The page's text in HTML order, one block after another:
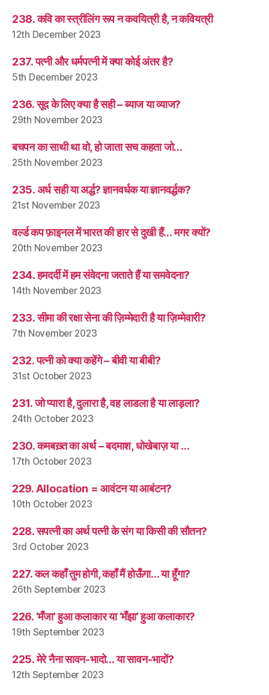
238. कवि का स्त्रीलिंग रूप न कवयित्री है, न कवियत्री
12th December 2023
237. पत्नी और धर्मपत्नी में क्या कोई अंतर है?
5th December 2023
236. सूद के लिए क्या है सही – ब्याज या व्याज?
29th November 2023
बचपन का साथी था वो, हो जाता सच कहता जो…
25th November 2023
235. अर्ध सही या अर्द्ध? ज्ञानवर्धक या ज्ञानवर्द्धक?
21st November 2023
वर्ल्ड कप फ़ाइनल में भारत की हार से दुखी हैं… मगर क्यों?
20th November 2023
234. हमदर्दी में हम संवेदना जताते हैं या समवेदना?
14th November 2023
233. सीमा की रक्षा सेना की ज़िम्मेदारी है या ज़िम्मेवारी?
7th November 2023
232. पत्नी को क्या कहेंगे – बीवी या बीबी?
31st October 2023
231. जो प्यारा है, दुलारा है, वह लाडला है या लाड़ला?
24th October 2023
230. कमबख़्त का अर्थ – बदमाश, धोखेबाज़ या …
17th October 2023
229. Allocation = आवंटन या आबंटन?
10th October 2023
228. सपत्नी का अर्थ पत्नी के संग या किसी की सौतन?
3rd October 2023
227. कल कहाँ तुम होगी, कहाँ मैं होऊँगा… या हूँगा?
26th September 2023
226. ‘मँजा’ हुआ कलाकार या ‘मँझा’ हुआ कलाकार?
19th September 2023
225. मेरे नैना सावन-भादो… या सावन-भादों?
12th September 2023